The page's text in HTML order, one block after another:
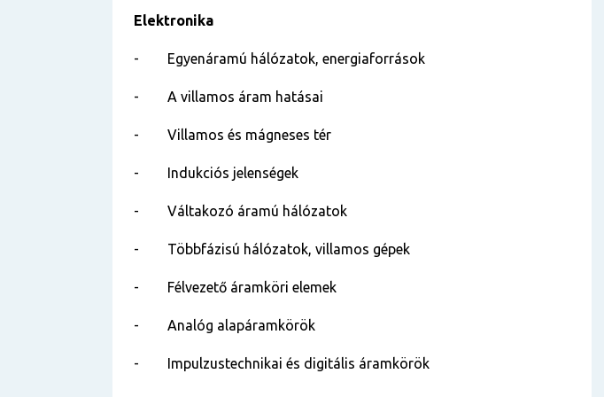
Elektronika
- Egyenáramú hálózatok, energiaforrások
- A villamos áram hatásai
- Villamos és mágneses tér
- Indukciós jelenségek
- Váltakozó áramú hálózatok
- Többfázisú hálózatok, villamos gépek
- Félvezető áramköri elemek
- Analóg alapáramkörök
- Impulzustechnikai és digitális áramkörök